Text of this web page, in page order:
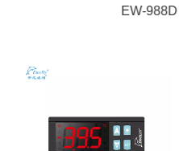
EW-988D